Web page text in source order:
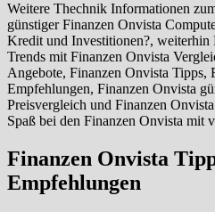
Weitere Thechnik Informationen
günstiger Finanzen Onvista
Kredit und Investitionen?, weiterhin
Trends mit Finanzen Onvista
Angebote, Finanzen Onvista Tipps,
Empfehlungen, Finanzen Onvista
Preisvergleich und Finanzen
Spaß bei den Finanzen Onvista mit
Finanzen Onvista
Empfehlungen